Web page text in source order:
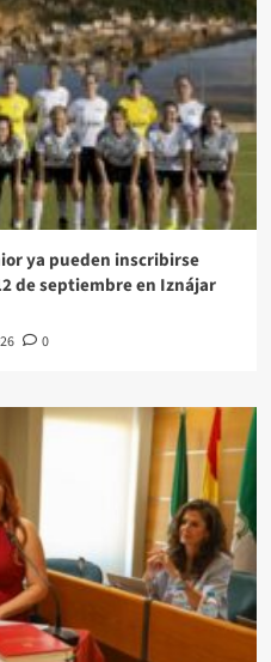
ya pueden inscribirse
de septiembre en Iznájar
0